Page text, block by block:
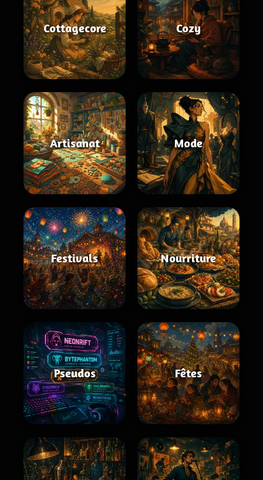
Cottagecore Cozy
Artisanat Mode
Festivals Nourriture
Pseudos Fêtes